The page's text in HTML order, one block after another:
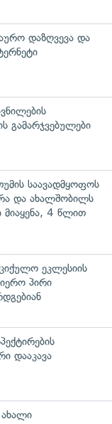
დაზღვევა და
გამარჯვებულები
საავადმყოფოს
და ახალშობილს
მიაყენა, 4 წლით
ეკლესიის
პირი
დააკავა